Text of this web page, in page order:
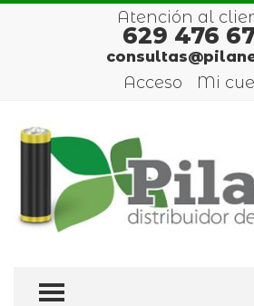
Atención al
629 476
Acceso Mi
TOGGLE MENU